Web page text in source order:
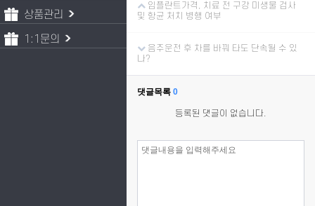
상품관리
1:1문의
임플란트가격, 치료 전 구강 미생물 검사
및 항균 처치 병행 여부
음주운전 후 차를 바꿔 타도 단속될 수 있
나?
댓글목록 0
등록된 댓글이 없습니다.